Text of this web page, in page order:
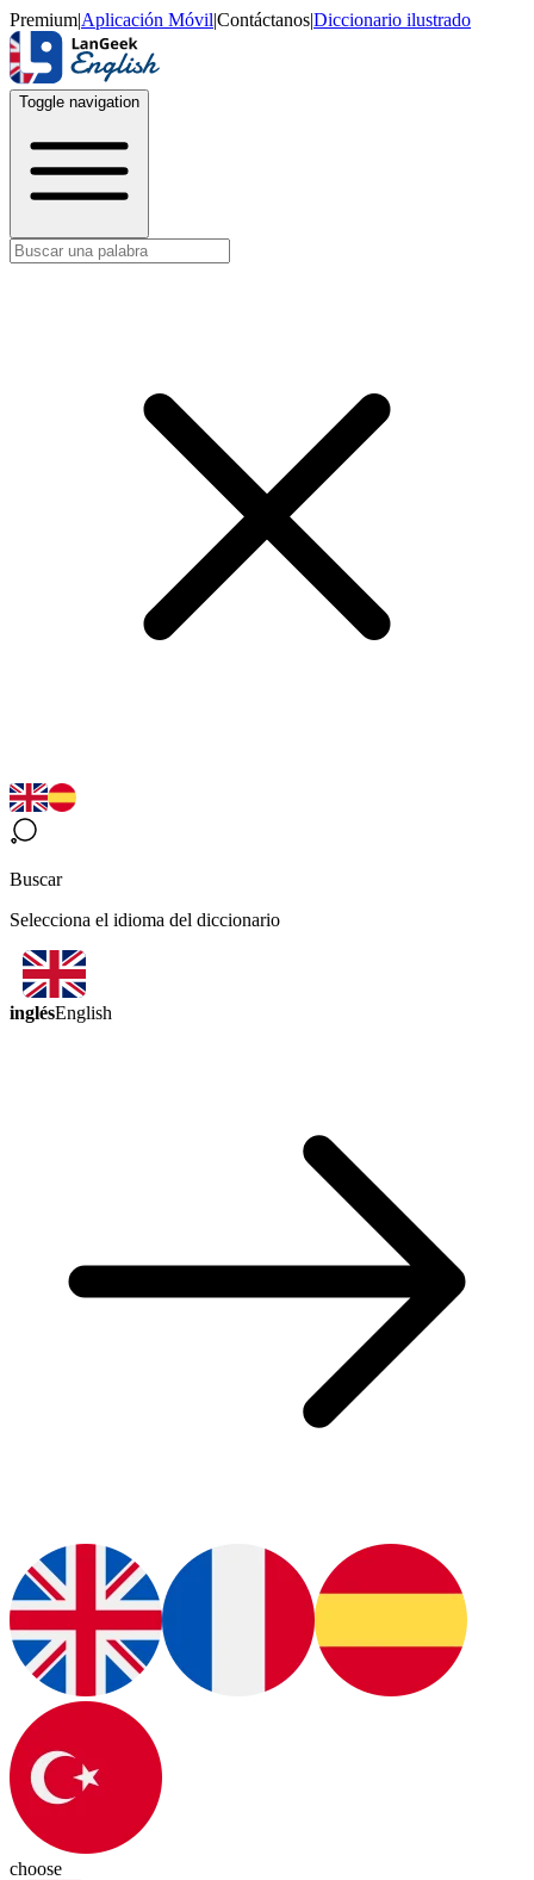
Premium|Aplicación Móvil|Contáctanos|Diccionario ilustrado
Toggle navigation
Buscar
Selecciona el idioma del diccionario
inglésEnglish
choose